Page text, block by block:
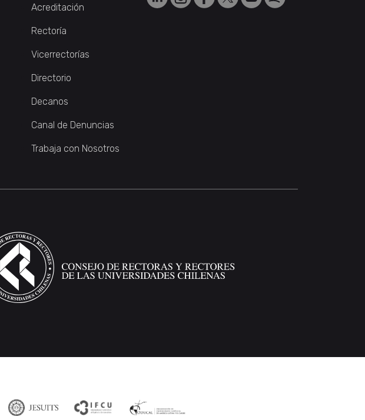
Acreditación
Rectoría
Vicerrectorías
Directorio
Decanos
Canal de Denuncias
Trabaja con Nosotros